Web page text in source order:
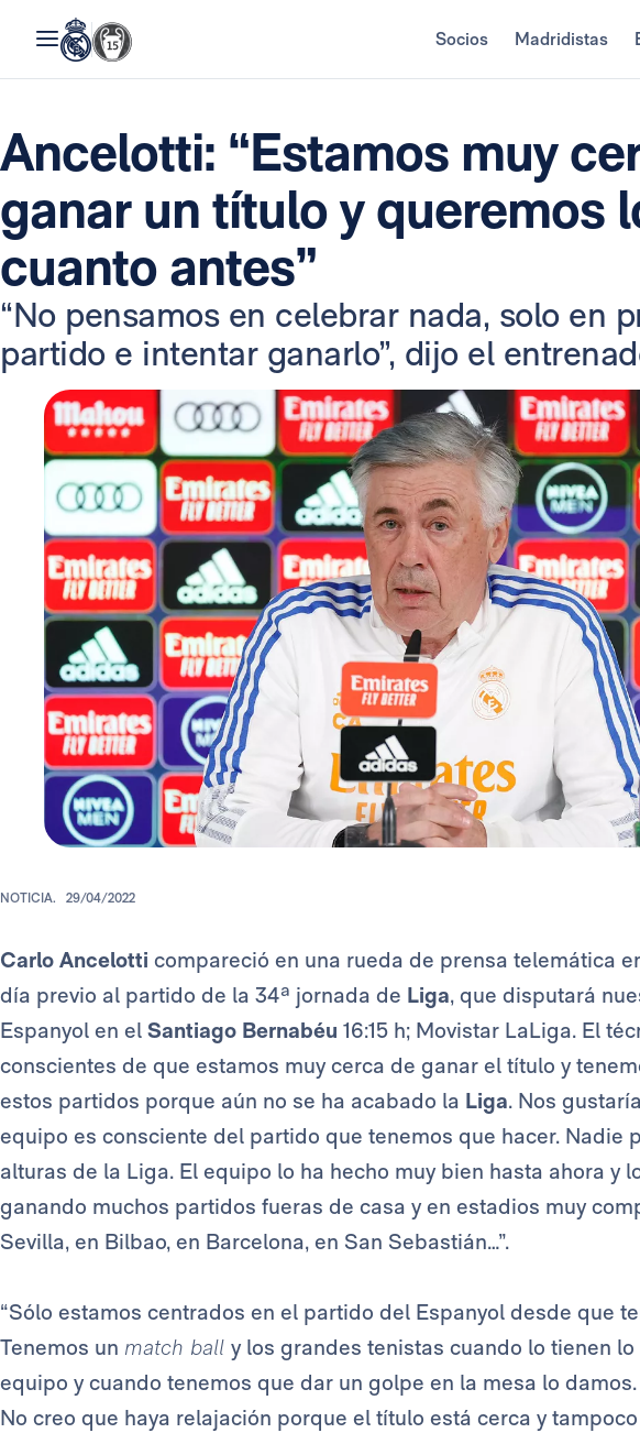
Socios Madridistas
Ancelotti: “Estamos muy
ganar un título y queremos
cuanto antes”
“No pensamos en celebrar nada, solo en
partido e intentar ganarlo”, dijo el
NOTICIA. 29/04/2022
Carlo Ancelotti compareció en una rueda de prensa telemática
día previo al partido de la 34ª jornada de Liga, que disputará
Espanyol en el Santiago Bernabéu 16:15 h; Movistar LaLiga. El
conscientes de que estamos muy cerca de ganar el título y
estos partidos porque aún no se ha acabado la Liga. Nos
equipo es consciente del partido que tenemos que hacer. Nadie
alturas de la Liga. El equipo lo ha hecho muy bien hasta ahora y
ganando muchos partidos fueras de casa y en estadios muy
Sevilla, en Bilbao, en Barcelona, en San Sebastián…”.
“Sólo estamos centrados en el partido del Espanyol desde que
Tenemos un match ball y los grandes tenistas cuando lo tienen
equipo y cuando tenemos que dar un golpe en la mesa lo
No creo que haya relajación porque el título está cerca y